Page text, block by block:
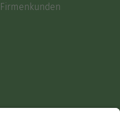
Firmenkunden